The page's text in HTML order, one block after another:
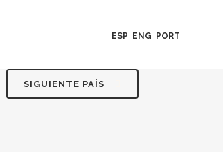
ESP ENG PORT
SIGUIENTE PAÍS